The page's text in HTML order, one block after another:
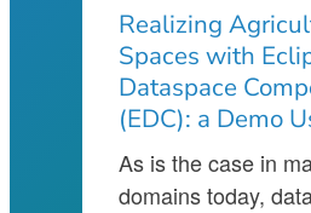
Realizing
Spaces with
Dataspace
(EDC): a Demo
As is the case in
domains today,